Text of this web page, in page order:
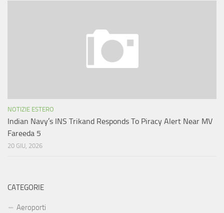
NOTIZIE ESTERO
Indian Navy’s INS Trikand Responds To Piracy Alert Near MV
Fareeda 5
20 GIU, 2026
CATEGORIE
Aeroporti